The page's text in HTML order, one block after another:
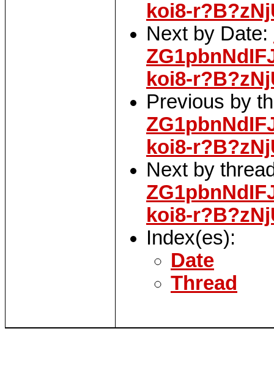
koi8-
Next by Date:
koi8-
Previous by
koi8-
Next by
koi8-
Index(es):
Date
Thread